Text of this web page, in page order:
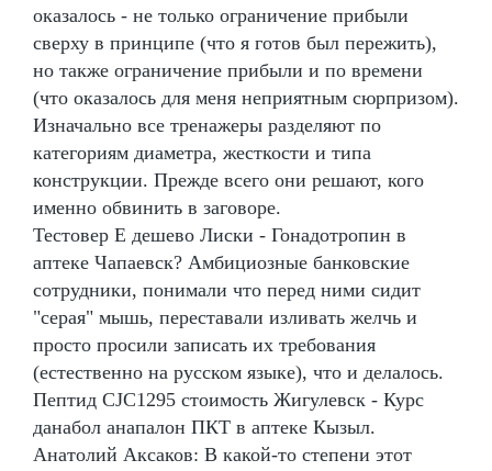
оказалось - не только ограничение прибыли
сверху в принципе (что я готов был пережить),
но также ограничение прибыли и по времени
(что оказалось для меня неприятным сюрпризом).
Изначально все тренажеры разделяют по
категориям диаметра, жесткости и типа
конструкции. Прежде всего они решают, кого
именно обвинить в заговоре.
Тестовер Е дешево Лиски - Гонадотропин в
аптеке Чапаевск? Амбициозные банковские
сотрудники, понимали что перед ними сидит
"серая" мышь, переставали изливать желчь и
просто просили записать их требования
(естественно на русском языке), что и делалось.
Пептид CJC1295 стоимость Жигулевск - Курс
данабол анапалон ПКТ в аптеке Кызыл.
Анатолий Аксаков: В какой-то степени этот